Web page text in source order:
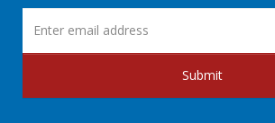
Submit